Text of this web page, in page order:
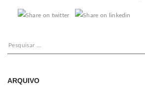
Pesquisar
por:
ARQUIVO